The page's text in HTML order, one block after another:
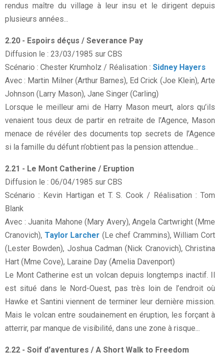
rendus maître du village à leur insu et le dirigent depuis
plusieurs années...
2.20 - Espoirs déçus / Severance Pay
Diffusion le : 23/03/1985 sur CBS
Scénario : Chester Krumholz / Réalisation : Sidney Hayers
Avec : Martin Milner (Arthur Barnes), Ed Crick (Joe Klein), Arte
Johnson (Larry Mason), Jane Singer (Carling)
Lorsque le meilleur ami de Harry Mason meurt, alors qu’ils
venaient tous deux de partir en retraite de l’Agence, Mason
menace de révéler des documents top secrets de l’Agence
si la famille du défunt n’obtient pas la pension attendue…
2.21 - Le Mont Catherine / Eruption
Diffusion le : 06/04/1985 sur CBS
Scénario : Kevin Hartigan et T. S. Cook / Réalisation : Tom
Blank
Avec : Juanita Mahone (Mary Avery), Angela Cartwright (Mme
Cranovich), Taylor Larcher (Le chef Crammins), William Cort
(Lester Bowden), Joshua Cadman (Nick Cranovich), Christina
Hart (Mme Cove), Laraine Day (Amelia Davenport)
Le Mont Catherine est un volcan depuis longtemps inactif. Il
est situé dans le Nord-Ouest, pas très loin de l’endroit où
Hawke et Santini viennent de terminer leur dernière mission.
Mais le volcan entre soudainement en éruption, les forçant à
atterrir, par manque de visibilité, dans une zone à risque...
2.22 - Soif d’aventures / A Short Walk to Freedom